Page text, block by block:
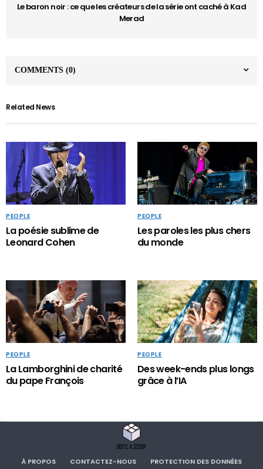
Le baron noir : ce que les créateurs de la série ont caché à Kad
Merad
COMMENTS (0)
Related News
PEOPLE
La poésie sublime de
Leonard Cohen
PEOPLE
Les paroles les plus chers
du monde
PEOPLE
La Lamborghini de charité
du pape François
PEOPLE
Des week-ends plus longs
grâce à l’IA
À PROPOS CONTACTEZ-NOUS PROTECTION DES DONNÉES